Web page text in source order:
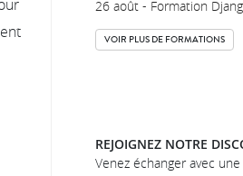
26 août - Formation
VOIR PLUS DE FORMATIONS
REJOIGNEZ NOTRE
Venez échanger avec